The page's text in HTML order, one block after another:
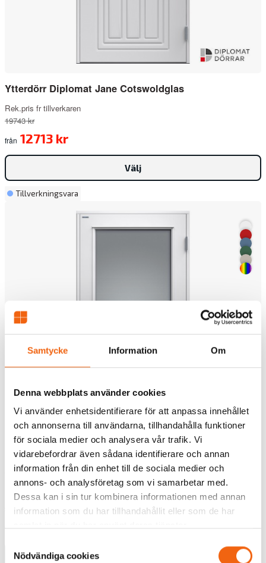
Samtycke Information Om
Denna webbplats använder cookies
Vi använder enhetsidentifierare för att anpassa innehållet
och annonserna till användarna, tillhandahålla funktioner
för sociala medier och analysera vår trafik. Vi
vidarebefordrar även sådana identifierare och annan
information från din enhet till de sociala medier och
annons- och analysföretag som vi samarbetar med.
Dessa kan i sin tur kombinera informationen med annan
information som du har tillhandahållit eller som de har
Nödvändiga cookies
Ytterdörr Diplomat Jane Cotswoldglas
Rek.pris fr tillverkaren
19743 kr
från 12713 kr
Välj
Tillverkningsvara
Ytterdörr Diplomat Altan 16 Klarglas Trä
Rek.pris fr tillverkaren
22974 kr
från14793 kr